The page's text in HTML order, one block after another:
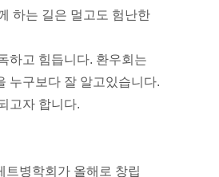
하는 길은 멀고도 험난한
하고 힘듭니다. 환우회는
누구보다 잘 알고있습니다.
고자 합니다.
트병학회가 올해로 창립